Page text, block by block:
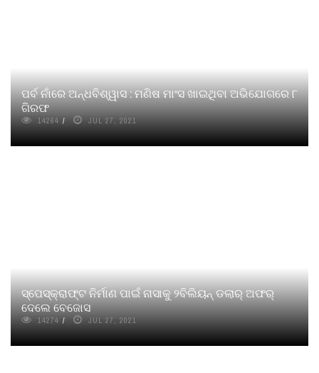
ପର୍ବ ନାଁରେ ଅନ୍ଧବିଶ୍ୱାସ : ମଣିଷ ମାଂସ ଖାଇଥିବା ଅଭିଯୋଗରେ ୮
ଗିରଫ
14264 JUL 27, 2021
ସ୍ପେସ୍‌କ୍ରାଫ୍ଟ ନିର୍ମାଣ ପାଇଁ ନାସାକୁ ୨ବିଲିୟନ୍‌ ଡଲାର୍‌ ଅଫର୍‌
ଦେଲେ ବେଜୋସ
14274 JUL 27, 2021